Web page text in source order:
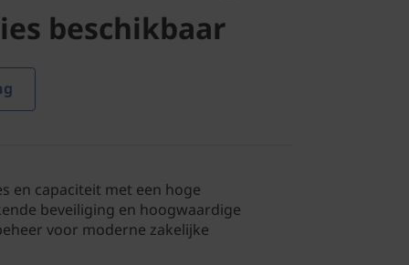
beschikbaar
en capaciteit met een hoge
beveiliging en hoogwaardige
voor moderne zakelijke